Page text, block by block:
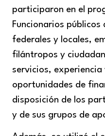
participaron en el
Funcionarios
federales y locales,
filántropos y
servicios,
oportunidades de
disposición de los
y de sus grupos de